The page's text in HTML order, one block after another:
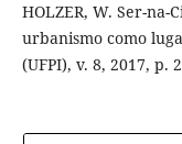
HOLZER, W. Ser-
urbanismo como
(UFPI), v. 8, 2017, p.